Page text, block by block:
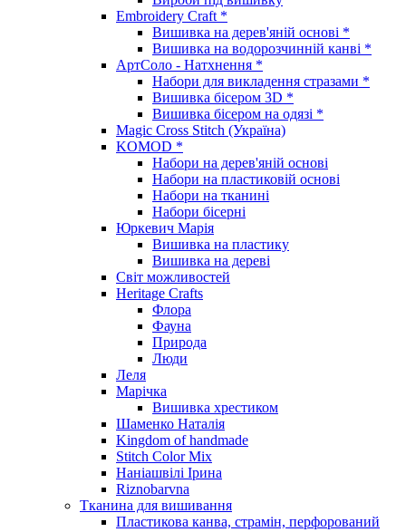
Embroidery Craft *
Вишивка на дерев'яній основі *
Вишивка на водорозчинній канві *
АртСоло - Натхнення *
Набори для викладення стразами *
Вишивка бісером 3D *
Вишивка бісером на одязі *
Magic Cross Stitch (Україна)
KOMOD *
Набори на дерев'яній основі
Набори на пластиковій основі
Набори на тканині
Набори бісерні
Юркевич Марія
Вишивка на пластику
Вишивка на дереві
Світ можливостей
Heritage Crafts
Флора
Фауна
Природа
Люди
Леля
Марічка
Вишивка хрестиком
Шаменко Наталія
Kingdom of handmade
Stitch Color Mix
Наніашвілі Ірина
Riznobarvna
Тканина для вишивання
Пластикова канва, страмін, перфорований